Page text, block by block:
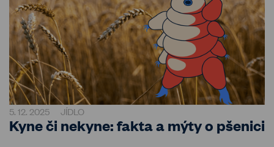
5. 12. 2025 JÍDLO
Kyne či nekyne: fakta a mýty o pšenici